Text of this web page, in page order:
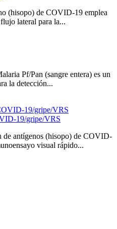
(hisopo) de COVID-19 emplea
lateral para la...
Pf/Pan (sangre entera) es un
la detección...
19/gripe/VRS
de antígenos (hisopo) de COVID-
visual rápido...